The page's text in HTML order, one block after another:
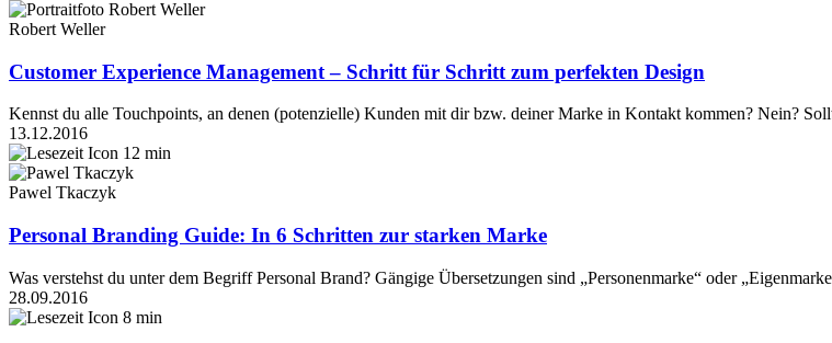
Robert Weller
Customer Experience Management – Schritt für Schritt zum perfekten Design
Kennst du alle Touchpoints, an denen (potenzielle) Kunden mit dir bzw. deiner Marke in Kontakt kommen? Nein?
13.12.2016
12 min
Pawel Tkaczyk
Personal Branding Guide: In 6 Schritten zur starken Marke
Was verstehst du unter dem Begriff Personal Brand? Gängige Übersetzungen sind „Personenmarke“ oder
28.09.2016
8 min